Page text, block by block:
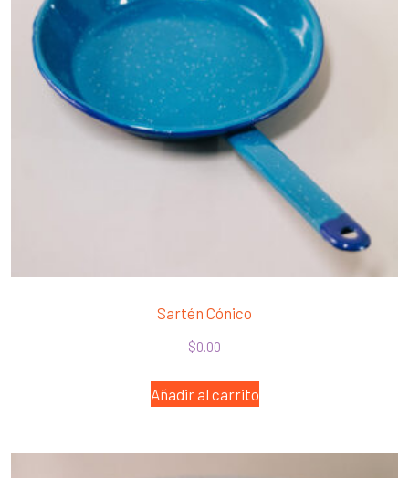
Sartén Cónico
$0.00
Añadir al carrito